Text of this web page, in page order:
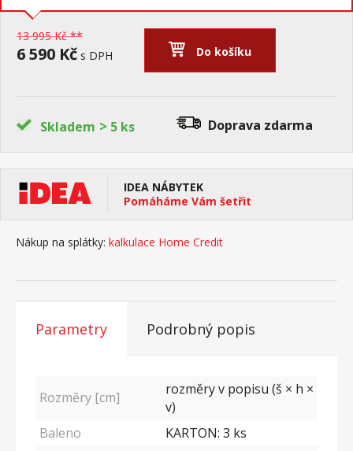
13 995 Kč **
6 590 Kč s DPH Do košíku
Skladem > 5 ks Doprava zdarma
IDEA NÁBYTEK
Pomáháme Vám šetřit
Nákup na splátky: kalkulace Home Credit
Parametry Podrobný popis
Rozměry [cm]
rozměry v popisu (š × h ×
v)
Baleno
KARTON: 3 ks